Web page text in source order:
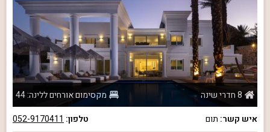
8 חדרי שינה
מקסימום אורחים ללינה: 44
איש קשר: תום טלפון: 052-9170411